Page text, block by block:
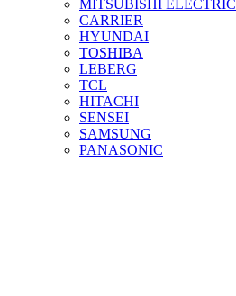
MITSUBISHI ELECTRIC
CARRIER
HYUNDAI
TOSHIBA
LEBERG
TCL
HITACHI
SENSEI
SAMSUNG
PANASONIC